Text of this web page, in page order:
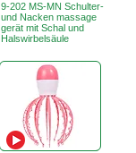
9-202 MS-MN Schulter-
und Nacken massage
gerät mit Schal und
Halswirbelsäule